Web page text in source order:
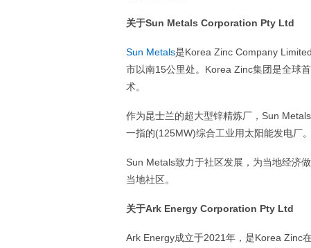
关于Sun Metals Corporation Pty Ltd
Sun Metals是Korea Zinc Company
市以南15公里处。Korea Zinc集团是全球
术。
作为昆士兰的超大型锌精炼厂，Sun
一指的(125MW)综合工业用太阳能发电厂
Sun Metals致力于社区发展，为当地经济
当地社区。
关于Ark Energy Corporation Pty Ltd
Ark Energy成立于2021年，是Korea Zinc